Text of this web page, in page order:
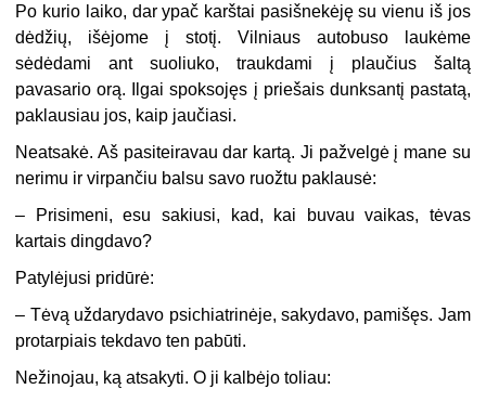
Po kurio laiko, dar ypač karštai pasišnekėję su vienu iš jos
dėdžių, išėjome į stotį. Vilniaus autobuso laukėme
sėdėdami ant suoliuko, traukdami į plaučius šaltą
pavasario orą. Ilgai spoksojęs į priešais dunksantį pastatą,
paklausiau jos, kaip jaučiasi.
Neatsakė. Aš pasiteiravau dar kartą. Ji pažvelgė į mane su
nerimu ir virpančiu balsu savo ruožtu paklausė:
– Prisimeni, esu sakiusi, kad, kai buvau vaikas, tėvas
kartais dingdavo?
Patylėjusi pridūrė:
– Tėvą uždarydavo psichiatrinėje, sakydavo, pamišęs. Jam
protarpiais tekdavo ten pabūti.
Nežinojau, ką atsakyti. O ji kalbėjo toliau: